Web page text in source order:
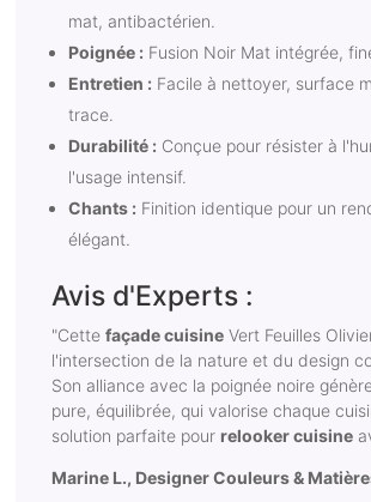
mat, antibactérien.
Poignée : Fusion Noir Mat intégrée,
Entretien : Facile à nettoyer, surface
trace.
Durabilité : Conçue pour résister à
l'usage intensif.
Chants : Finition identique pour un
élégant.
Avis d'Experts :
"Cettefaçade cuisine Vert Feuilles
l'intersection de la nature et du design
Son alliance avec la poignée noire
pure, équilibrée, qui valorise chaque
solution parfaite pourrelooker cuisine
Marine L., Designer Couleurs &